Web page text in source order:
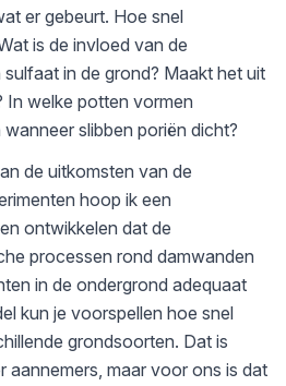
er gebeurt. Hoe snel
is de invloed van de
in de grond? Maakt het uit
In welke potten vormen
wanneer slibben poriën dicht?
de uitkomsten van de
hoop ik een
ontwikkelen dat de
processen rond damwanden
in de ondergrond adequaat
kun je voorspellen hoe snel
grondsoorten. Dat is
aannemers, maar voor ons is dat